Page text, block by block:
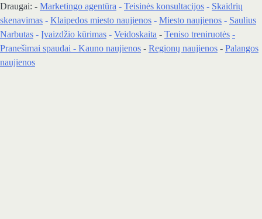
Draugai: - Marketingo agentūra - Teisinės konsultacijos - Skaidrių
skenavimas - Klaipedos miesto naujienos - Miesto naujienos - Saulius
Narbutas - Įvaizdžio kūrimas - Veidoskaita - Teniso treniruotės -
Pranešimai spaudai - Kauno naujienos - Regionų naujienos - Palangos
naujienos